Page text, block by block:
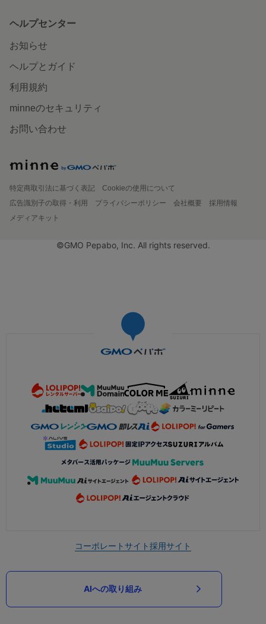
ヘルプセンター
お知らせ
ヘルプとガイド
利用規約
minneのセキュリティ
お問い合わせ
特定商取引法に基づく表記
Cookieの使用について
広告識別子の取得・利用
プライバシーポリシー 会社概要
採用情報
メディアキット
©GMO Pepabo, Inc. All rights reserved.
コーポレートサイト採用サイト
AIへの取り組み